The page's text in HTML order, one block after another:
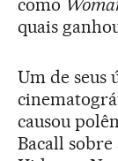
quais
Um de seus
causou
Bacall sobre